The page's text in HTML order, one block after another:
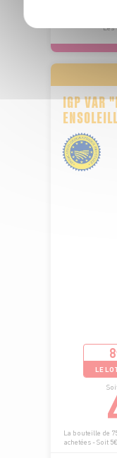
Les
IGP VAR
8
LE
La bouteille de
achetées - Soit